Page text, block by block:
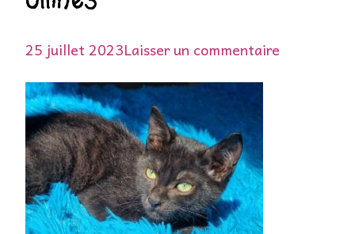
25 juillet 2023Laisser un commentaire